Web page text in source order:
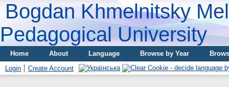
Bogdan Khmelnitsky
Pedagogical University
Home About Language Browse by Year
Login
Create Account